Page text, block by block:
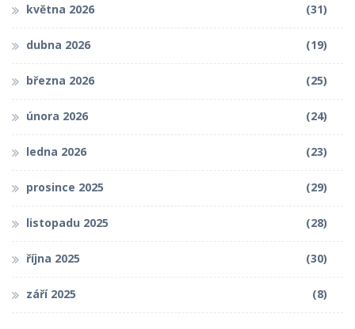
května 2026 (31)
dubna 2026 (19)
března 2026 (25)
února 2026 (24)
ledna 2026 (23)
prosince 2025 (29)
listopadu 2025 (28)
října 2025 (30)
září 2025 (8)